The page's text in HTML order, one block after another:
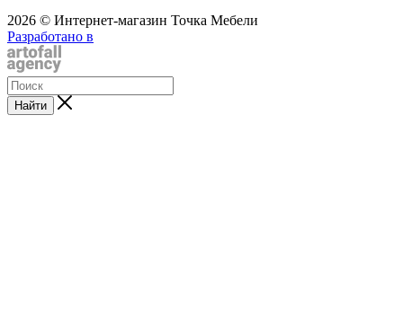
2026 © Интернет-магазин Точка Мебели
Разработано в
Найти